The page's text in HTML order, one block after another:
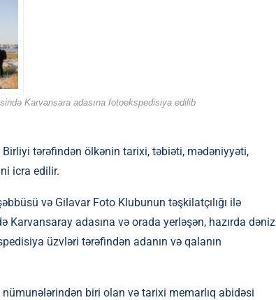
Karvansara adasına fotoekspedisiya edilib
tərəfindən ölkənin tarixi, təbiəti, mədəniyyəti,
icra edilir.
və Gilavar Foto Klubunun təşkilatçılığı ilə
Karvansaray adasına və orada yerləşən, hazırda dəniz
üzvləri tərəfindən adanın və qalanın
biri olan və tarixi memarlıq abidəsi